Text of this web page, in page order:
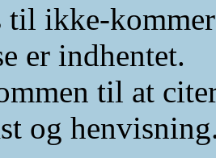
til ikke-
er indhentet.
til at
og